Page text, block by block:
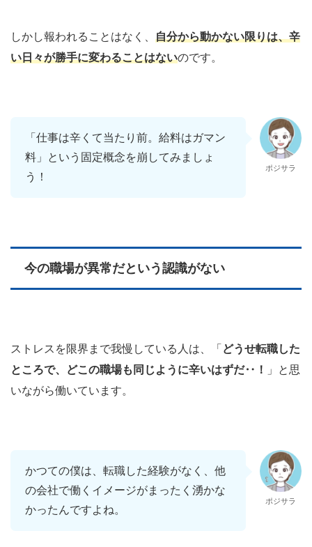
しかし報われることはなく、 自分から動かない限りは、辛
い日々が勝手に変わることはないのです。
「仕事は辛くて当たり前。給料はガマン
料」という固定概念を崩してみましょ
う！
ポジサラ
今の職場が異常だという認識がない
ストレスを限界まで我慢している人は、「 どうせ転職した
ところで、どこの職場も同じように辛いはずだ‥！
」と思
いながら働いています。
かつての僕は、転職した経験がなく、他
の会社で働くイメージがまったく湧かな
かったんですよね。
ポジサラ